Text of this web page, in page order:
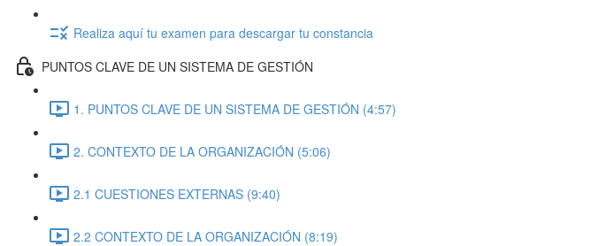
Realiza aquí tu examen para descargar tu constancia
PUNTOS CLAVE DE UN SISTEMA DE GESTIÓN
1. PUNTOS CLAVE DE UN SISTEMA DE GESTIÓN (4:57)
2. CONTEXTO DE LA ORGANIZACIÓN (5:06)
2.1 CUESTIONES EXTERNAS (9:40)
2.2 CONTEXTO DE LA ORGANIZACIÓN (8:19)